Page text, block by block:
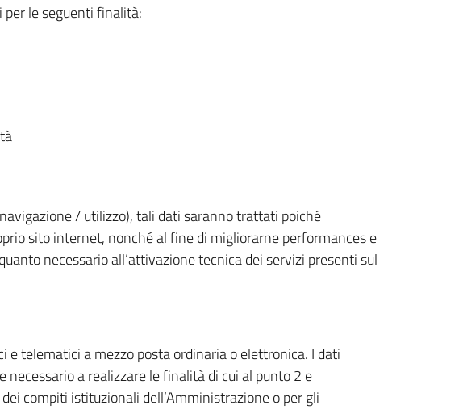
le seguenti finalità:
/ utilizzo), tali dati saranno trattati poiché
sito internet, nonché al fine di migliorarne performances e
necessario all’attivazione tecnica dei servizi presenti sul
telematici a mezzo posta ordinaria o elettronica. I dati
a realizzare le finalità di cui al punto 2 e
compiti istituzionali dell’Amministrazione o per gli